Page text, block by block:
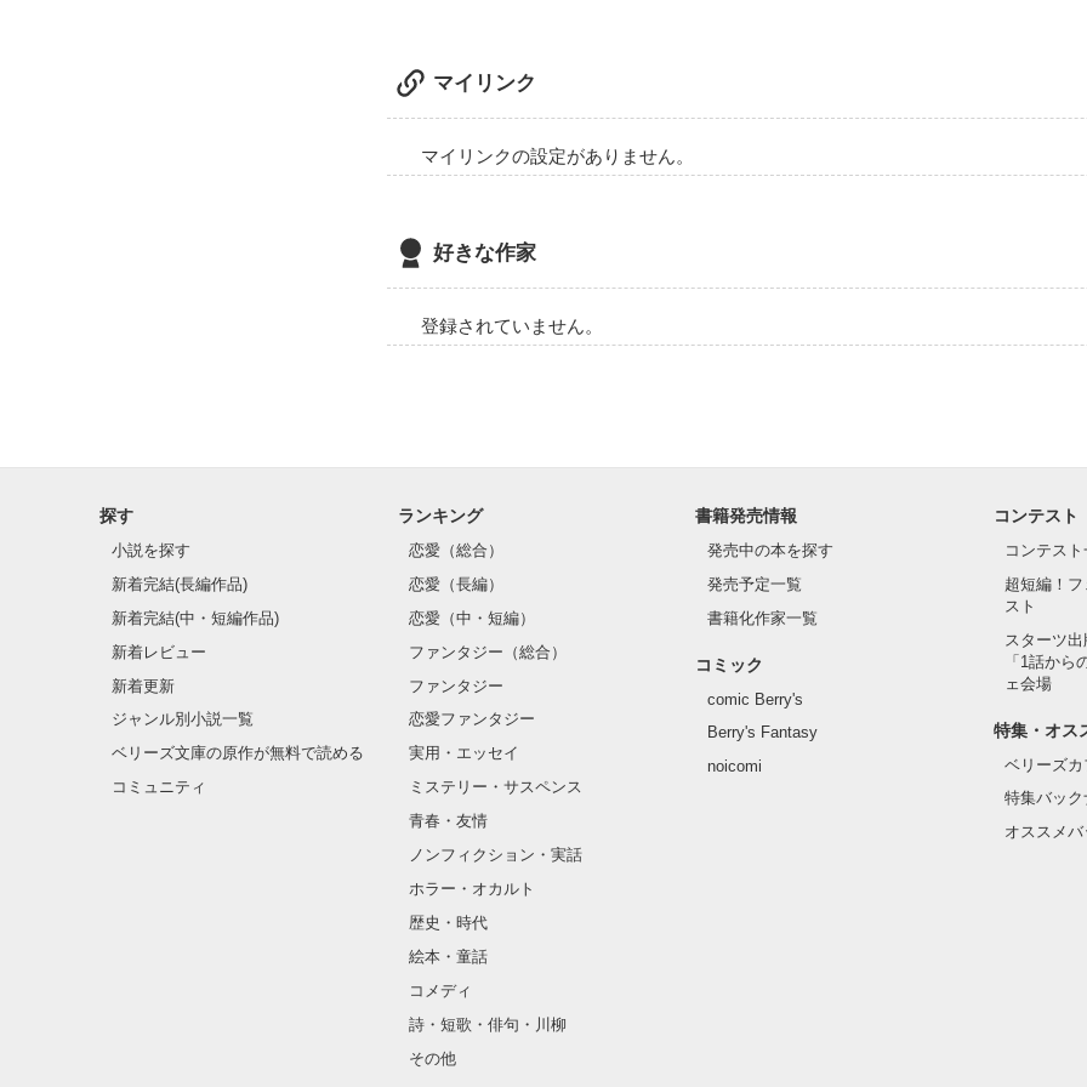
マイリンク
マイリンクの設定がありません。
好きな作家
登録されていません。
探す
小説を探す
新着完結(長編作品)
新着完結(中・短編作品)
新着レビュー
新着更新
ジャンル別小説一覧
ベリーズ文庫の原作が無料で読める
コミュニティ
ランキング
恋愛（総合）
恋愛（長編）
恋愛（中・短編）
ファンタジー（総合）
ファンタジー
恋愛ファンタジー
実用・エッセイ
ミステリー・サスペンス
青春・友情
ノンフィクション・実話
ホラー・オカルト
歴史・時代
絵本・童話
コメディ
詩・短歌・俳句・川柳
その他
書籍発売情報
発売中の本を探す
発売予定一覧
書籍化作家一覧
コミック
comic Berry's
Berry's Fantasy
noicomi
コンテスト
コンテスト
超短編！
スト
スターツ
「1話から
ェ会場
特集・オス
ベリーズ
特集バック
オススメ